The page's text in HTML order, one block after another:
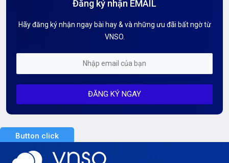
Hướng dẫn Tên miền
Kiến thức AI
Mỗi tuần 01 Server
Server Dedicated (Máy chủ riêng)
Server GPU
Server Windows
Đăng ký nhận EMAIL
Hãy đăng ký nhận ngay bài hay & và những ưu đãi bất ngờ từ
VNSO.
ĐĂNG KÝ NGAY
Button click